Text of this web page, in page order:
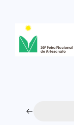
conteúdo